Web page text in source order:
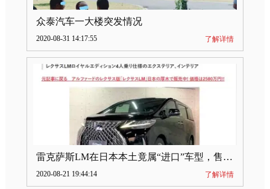
众泰汽车一大楼突发情况
2020-08-31 14:17:55 了解详情
雷克萨斯LM在日本本土竟属“进口”车型，售价2580万日元
2020-08-21 19:44:14 了解详情